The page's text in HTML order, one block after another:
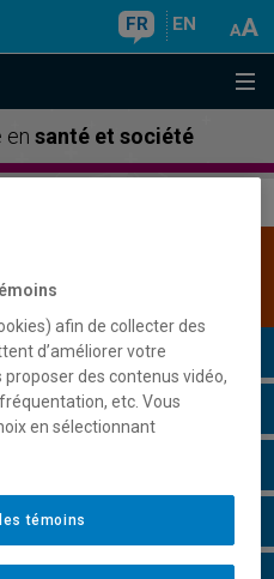
FR EN
en santé et société
pour la consulter
afin de collecter des
d’améliorer votre
des contenus vidéo,
etc. Vous
en sélectionnant
témoins